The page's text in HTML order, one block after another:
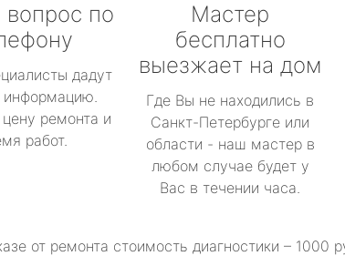
по
дадут
информацию.
ремонта и
работ.
Мастер
бесплатно
выезжает на дом
Где Вы не находились в
Санкт-Петербурге или
области - наш мастер в
любом случае будет у
Вас в течении часа.
от ремонта стоимость диагностики – 1000